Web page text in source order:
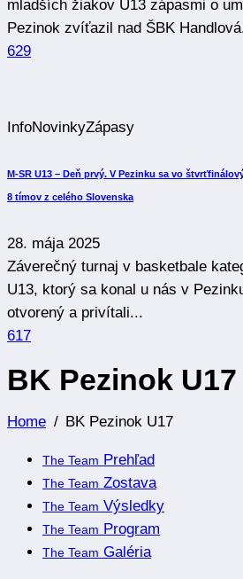
mladších žiakov U13 zápasmi o
Pezinok zvíťazil nad ŠBK
629
InfoNovinkyZápasy
M-SR U13 – Deň prvý. V Pezinku sa vo
8 tímov z celého Slovenska
28. mája 2025
Záverečný turnaj v basketbale
U13, ktorý sa konal u nás v
otvorený a privítali...
617
BK Pezinok U17
Home BK Pezinok U17
The Team Prehľad
The Team Zostava
The Team Výsledky
The Team Program
The Team Galéria